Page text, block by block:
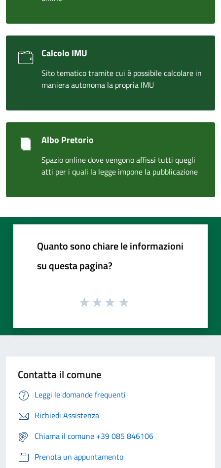
Calcolo IMU
Sito tematico tramite cui è possibile calcolare in
maniera autonoma la propria IMU
Albo Pretorio
Spazio online dove vengono affissi tutti quegli
atti per i quali la legge impone la pubblicazione
Quanto sono chiare le informazioni
su questa pagina?
Contatta il comune
Leggi le domande frequenti
Richiedi Assistenza
Chiama il comune +39 085 846106
Prenota un appuntamento